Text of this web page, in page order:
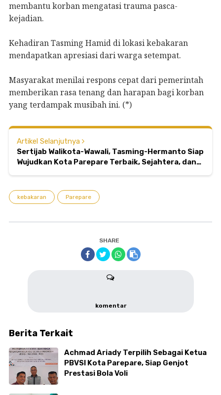
membantu korban mengatasi trauma pasca-
kejadian.
Kehadiran Tasming Hamid di lokasi kebakaran
mendapatkan apresiasi dari warga setempat.
Masyarakat menilai respons cepat dari pemerintah
memberikan rasa tenang dan harapan bagi korban
yang terdampak musibah ini. (*)
Artikel Selanjutnya
Sertijab Walikota-Wawali, Tasming-Hermanto Siap
Wujudkan Kota Parepare Terbaik, Sejahtera, dan
kebakaran Parepare
SHARE
komentar
Berita Terkait
Achmad Ariady Terpilih Sebagai Ketua
PBVSI Kota Parepare, Siap Genjot
Prestasi Bola Voli